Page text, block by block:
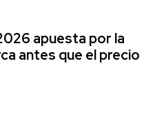
apuesta por la
antes que el precio